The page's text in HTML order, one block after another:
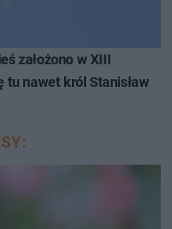
założono w XIII
tu nawet król Stanisław